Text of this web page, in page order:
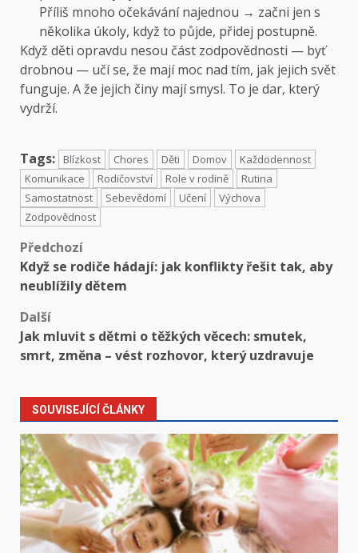
Příliš mnoho očekávání najednou → začni jen s
několika úkoly, když to půjde, přidej postupně.
Když děti opravdu nesou část zodpovědnosti — byť
drobnou — učí se, že mají moc nad tím, jak jejich svět
funguje. A že jejich činy mají smysl. To je dar, který
vydrží.
Tags: Blízkost Chores Děti Domov
Každodennost
Komunikace
Rodičovství Role v rodině
Rutina
Samostatnost
Sebevědomí Učení
Výchova
Zodpovědnost
Předchozí
Když se rodiče hádají: jak konflikty řešit tak, aby
neublížily dětem
Další
Jak mluvit s dětmi o těžkých věcech: smutek,
smrt, změna – vést rozhovor, který uzdravuje
SOUVISEJÍCÍ ČLÁNKY